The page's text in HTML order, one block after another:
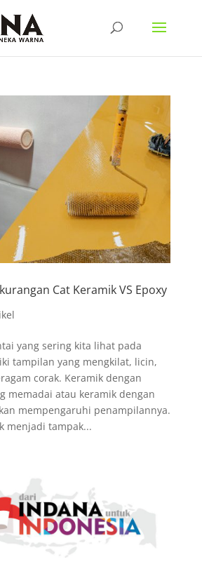
Cat Keramik VS Epoxy
yang sering kita lihat pada
tampilan yang mengkilat, licin,
corak. Keramik dengan
memadai atau keramik dengan
mempengaruhi penampilannya.
menjadi tampak...